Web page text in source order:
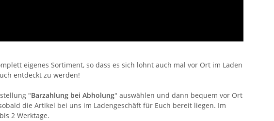
eigenes Sortiment, so dass es sich lohnt auch mal vor Ort im Laden
entdeckt zu werden!
"Barzahlung bei Abholung" auswählen und dann bequem vor Ort
die Artikel bei uns im Ladengeschäft für Euch bereit liegen. Im
2 Werktage.